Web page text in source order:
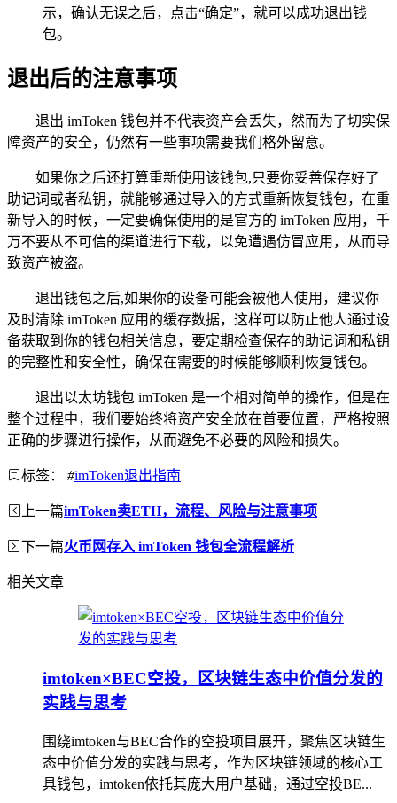
示，确认无误之后，点击“确定”，就可以成功退出钱
包。
退出后的注意事项
退出 imToken 钱包并不代表资产会丢失，然而为了切实保
障资产的安全，仍然有一些事项需要我们格外留意。
如果你之后还打算重新使用该钱包,只要你妥善保存好了
助记词或者私钥，就能够通过导入的方式重新恢复钱包，在重
新导入的时候，一定要确保使用的是官方的 imToken 应用，千
万不要从不可信的渠道进行下载，以免遭遇仿冒应用，从而导
致资产被盗。
退出钱包之后,如果你的设备可能会被他人使用，建议你
及时清除 imToken 应用的缓存数据，这样可以防止他人通过设
备获取到你的钱包相关信息，要定期检查保存的助记词和私钥
的完整性和安全性，确保在需要的时候能够顺利恢复钱包。
退出以太坊钱包 imToken 是一个相对简单的操作，但是在
整个过程中，我们要始终将资产安全放在首要位置，严格按照
正确的步骤进行操作，从而避免不必要的风险和损失。
标签： #imToken退出指南
上一篇imToken卖ETH，流程、风险与注意事项
下一篇火币网存入 imToken 钱包全流程解析
相关文章
imtoken×BEC空投，区块链生态中价值分发的
实践与思考
围绕imtoken与BEC合作的空投项目展开，聚焦区块链生
态中价值分发的实践与思考，作为区块链领域的核心工
具钱包，imtoken依托其庞大用户基础，通过空投BE...